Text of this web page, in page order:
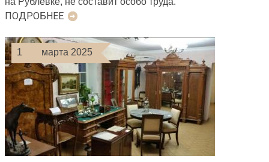
ПОДРОБНЕЕ
1 марта 2025